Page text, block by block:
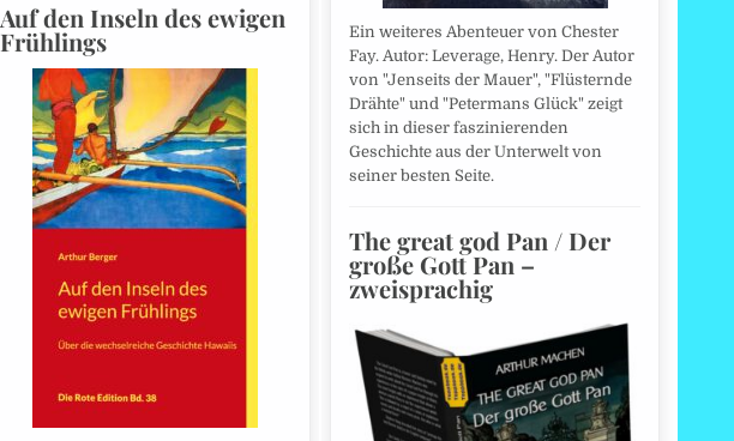
Auf den Inseln des ewigen
Frühlings
Ein weiteres Abenteuer von Chester
Fay. Autor: Leverage, Henry. Der Autor
von "Jenseits der Mauer", "Flüsternde
Drähte" und "Petermans Glück" zeigt
sich in dieser faszinierenden
Geschichte aus der Unterwelt von
seiner besten Seite.
The great god Pan / Der
große Gott Pan –
zweisprachig